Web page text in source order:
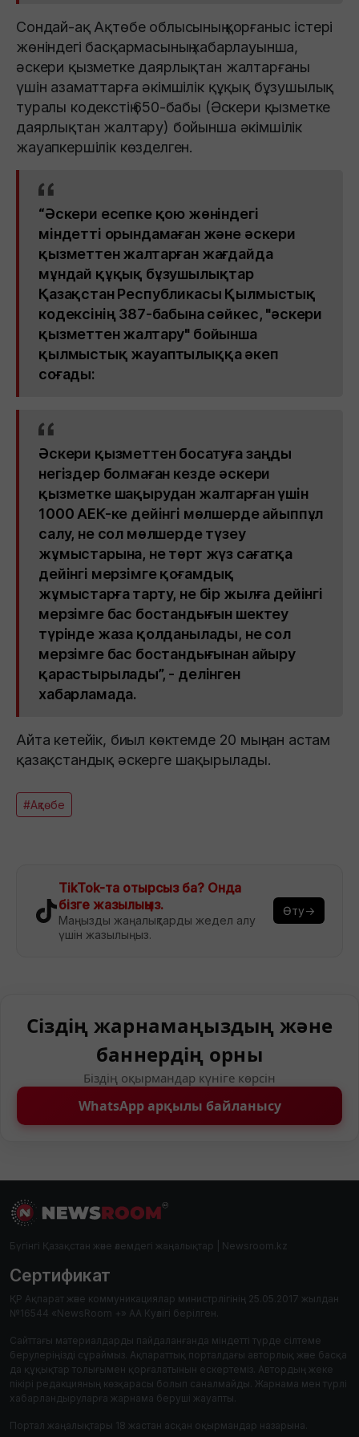
Сондай-ақ Ақтөбе облысының қорғаныс істері
жөніндегі басқармасының хабарлауынша,
әскери қызметке даярлықтан жалтарғаны
үшін азаматтарға әкімшілік құқық бұзушылық
туралы кодекстің 650-бабы (Әскери қызметке
даярлықтан жалтару) бойынша әкімшілік
жауапкершілік көзделген.
“Әскери есепке қою жөніндегі
міндетті орындамаған және әскери
қызметтен жалтарған жағдайда
мұндай құқық бұзушылықтар
Қазақстан Республикасы Қылмыстық
кодексінің 387-бабына сәйкес, "әскери
қызметтен жалтару" бойынша
қылмыстық жауаптылыққа әкеп
соғады:
Әскери қызметтен босатуға заңды
негіздер болмаған кезде әскери
қызметке шақырудан жалтарған үшін
1000 АЕК-ке дейінгі мөлшерде айыппұл
салу, не сол мөлшерде түзеу
жұмыстарына, не төрт жүз сағатқа
дейінгі мерзімге қоғамдық
жұмыстарға тарту, не бір жылға дейінгі
мерзімге бас бостандығын шектеу
түрінде жаза қолданылады, не сол
мерзімге бас бостандығынан айыру
қарастырылады”, - делінген
хабарламада.
Айта кетейік, биыл көктемде 20 мыңнан астам
қазақстандық әскерге шақырылады.
#Ақтөбе
TikTok-та отырсыз ба? Онда
бізге жазылыңыз.
Маңызды жаңалықтарды жедел алу
үшін жазылыңыз.
Өту→
Сіздің жарнамаңыздың және
баннердің орны
Біздің оқырмандар күніге көрсін
WhatsApp арқылы байланысу
Бүгінгі Қазақстан және әлемдегі жаңалықтар | Newsroom.kz
Сертификат
ҚР Ақпарат және коммуникациялар министрлігінің 25.05.2017 жылдан
№16544 «NewsRoom +» АА Куәлігі берілген.
Сайттағы материалдарды пайдаланғанда міндетті түрде сілтеме
берулеріңізді сұраймыз. Ақпараттық порталдағы авторлық және басқа
да құқықтар толығымен қорғалатынын ескертеміз. Автордың жеке
пікірі редакцияның көзқарасы болып саналмайды. Жарнама мен түрлі
хабарландыруларға жарнама беруші жауапты.
Портал жаңалықтары 18 жастан асқан оқырмандар назарына.